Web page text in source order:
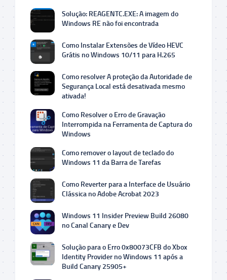
Solução: REAGENTC.EXE: A imagem do
Windows RE não foi encontrada
Como Instalar Extensões de Vídeo HEVC
Grátis no Windows 10/11 para H.265
Como resolver A proteção da Autoridade de
Segurança Local está desativada mesmo
ativada!
Como Resolver o Erro de Gravação
Interrompida na Ferramenta de Captura do
Windows
Como remover o layout de teclado do
Windows 11 da Barra de Tarefas
Como Reverter para a Interface de Usuário
Clássica no Adobe Acrobat 2023
Windows 11 Insider Preview Build 26080
no Canal Canary e Dev
Solução para o Erro 0x80073CFB do Xbox
Identity Provider no Windows 11 após a
Build Canary 25905+